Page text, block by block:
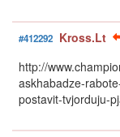
#412292 Kross.Lt
http://
askhabadze-
postavit-tvjorduju-